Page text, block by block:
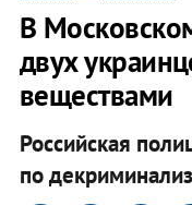
В
двух
веществами
Российская
по